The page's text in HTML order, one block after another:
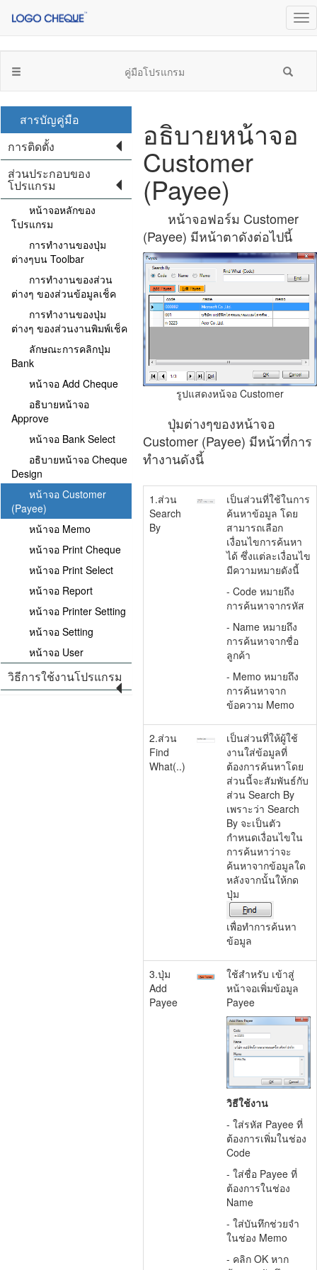
คู่มือโปรแกรม
สารบัญคู่มือ
การติดตั้ง
ส่วนประกอบของ
โปรแกรม
หน้าจอหลักของ
โปรแกรม
การทำงานของปุ่ม
ต่างๆบน Toolbar
การทำงานของส่วน
ต่างๆ ของส่วนข้อมูลเช็ค
การทำงานของปุ่ม
ต่างๆ ของส่วนงานพิมพ์เช็ค
ลักษณะการคลิกปุ่ม
Bank
หน้าจอ Add Cheque
อธิบายหน้าจอ
Approve
หน้าจอ Bank Select
อธิบายหน้าจอ Cheque
Design
หน้าจอ Customer
(Payee)
หน้าจอ Memo
หน้าจอ Print Cheque
หน้าจอ Print Select
หน้าจอ Report
หน้าจอ Printer Setting
หน้าจอ Setting
หน้าจอ User
วิธีการใช้งานโปรแกรม
อธิบายหน้าจอ
Customer
(Payee)
หน้าจอฟอร์ม Customer
(Payee) มีหน้าตาดังต่อไปนี้
รูปแสดงหน้จอ Customer
ปุ่มต่างๆของหน้าจอ
Customer (Payee) มีหน้าที่การ
ทำงานดังนี้
1.ส่วน
Search
By
เป็นส่วนที่ใช้ในการ
ค้นหาข้อมูล โดย
สามารถเลือก
เงื่อนไขการค้นหา
ได้ ซึ่งแต่ละเงื่อนไข
มีความหมายดังนี้
- Code หมายถึง
การค้นหาจากรหัส
- Name หมายถึง
การค้นหาจากชื่อ
ลูกค้า
- Memo หมายถึง
การค้นหาจาก
ข้อความ Memo
2.ส่วน
Find
What(..)
เป็นส่วนที่ให้ผู้ใช้
งานใส่ข้อมูลที่
ต้องการค้นหาโดย
ส่วนนี้จะสัมพันธ์กับ
ส่วน Search By
เพราะว่า Search
By จะเป็นตัว
กำหนดเงื่อนไขใน
การค้นหาว่าจะ
ค้นหาจากข้อมูลใด
หลังจากนั้นให้กด
ปุ่ม
เพื่อทำการค้นหา
ข้อมูล
3.ปุ่ม
Add
Payee
ใช้สำหรับ เข้าสู่
หน้าจอเพิ่มข้อมูล
Payee
วิธีใช้งาน
- ใส่รหัส Payee ที่
ต้องการเพิ่มในช่อง
Code
- ใส่ชื่อ Payee ที่
ต้องการในช่อง
Name
- ใส่บันทึกช่วยจำ
ในช่อง Memo
- คลิก OK หาก